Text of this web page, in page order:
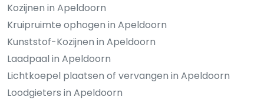
Kozijnen in Apeldoorn
Kruipruimte ophogen in Apeldoorn
Kunststof-Kozijnen in Apeldoorn
Laadpaal in Apeldoorn
Lichtkoepel plaatsen of vervangen in Apeldoorn
Loodgieters in Apeldoorn